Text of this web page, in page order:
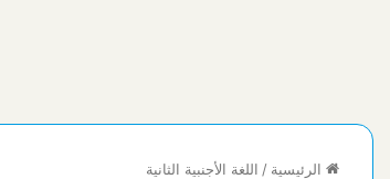
الرئيسية / اللغة الأجنبية الثانية